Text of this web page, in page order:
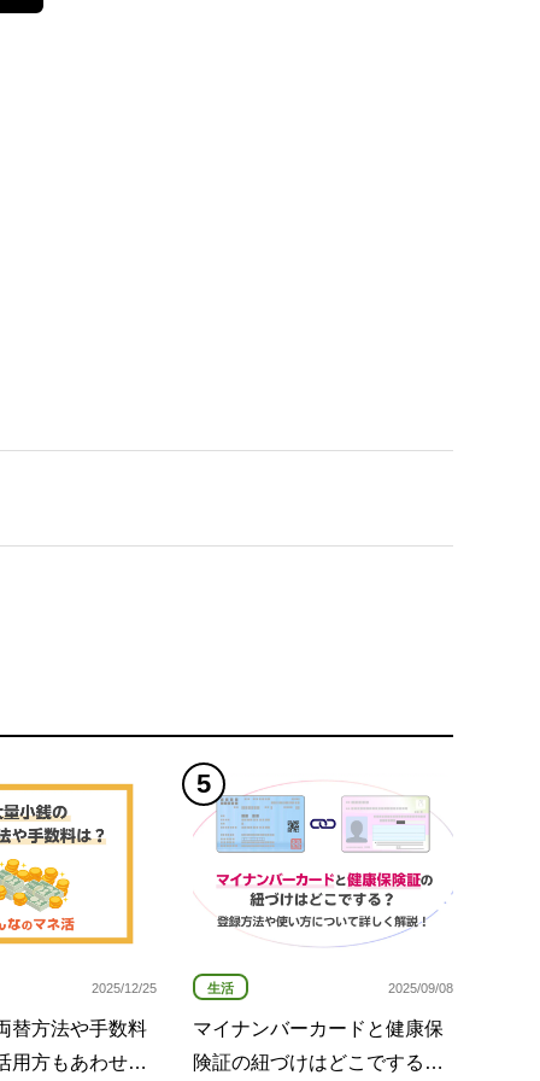
2025/12/25
替方法や手数料
用方もあわせて
生活 2025/09/08
マイナンバーカードと健康保
険証の紐づけはどこでする？